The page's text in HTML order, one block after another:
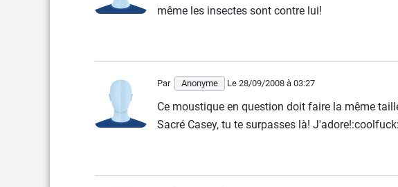
même les insectes sont contre lui!
Par Anonyme Le 28/09/2008 à 03:27
Ce moustique en question doit faire la même
Sacré Casey, tu te surpasses là! J'adore!:coolfuck: